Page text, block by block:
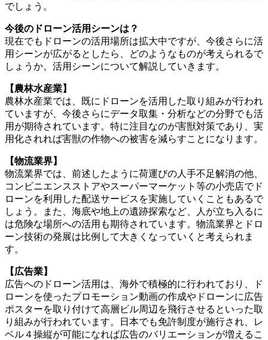
でしょう。
今後のドローン活用シーンは？
現在でもドローンの活用場所は拡大中ですが、今後さらに活
用シーンが広がるとしたら、どのようなものが考えられるで
しょうか。活用シーンについて解説していきます。
【農林水産業】
農林水産業では、既にドローンを活用した取り組みが行われ
ていますが、今後さらにデータ取集・分析などの分野でも活
用が期待されています。特に注目なのが害獣対策であり、実
用化されれば害獣の作物への被害を減らすことになります。
【物流業界】
物流業界では、前述したように荷運びの人手不足解消の他、
コンビニエンスストアやスーパーマーケット等の小売店でド
ローンを利用した配送サービスを実施していくこともあるで
しょう。また、海底や地上の遺跡探索など、人が立ち入るに
は危険な場所への活用も期待されています。物流業界とドロ
ーン技術の発展は比例して大きくなっていくと考えられま
す。
【広告業】
広告へのドローン活用は、海外で積極的に行われており、ド
ローンを使ったプロモーション動画の作成やドローンに広告
ポスターを取り付けて高層ビル周辺を飛行させるといった取
り組みが行われています。日本でも免許制度が施行され、レ
ベル４操縦が可能になれば広告のバリエーションが増えるこ